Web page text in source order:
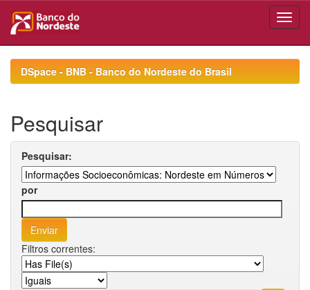
navigationDSpace - BNB - Banco do Nordeste do Brasil
Pesquisar
Pesquisar:
por
Filtros correntes: